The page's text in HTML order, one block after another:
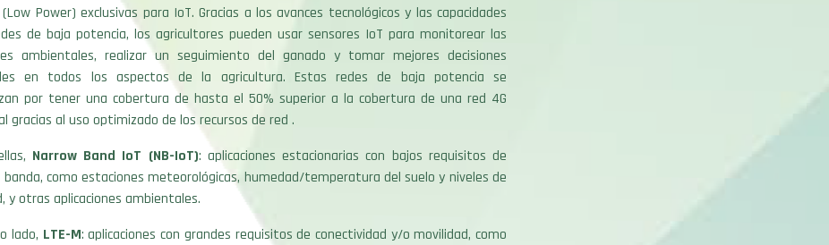
Power) exclusivas para IoT. Gracias a los avances tecnológicos y las capacidades
de baja potencia, los agricultores pueden usar sensores IoT para monitorear las
ambientales, realizar un seguimiento del ganado y tomar mejores decisiones
en todos los aspectos de la agricultura. Estas redes de baja potencia se
por tener una cobertura de hasta el 50% superior a la cobertura de una red 4G
gracias al uso optimizado de los recursos de red .
Narrow Band IoT (NB-IoT): aplicaciones estacionarias con bajos requisitos de
banda, como estaciones meteorológicas, humedad/temperatura del suelo y niveles de
y otras aplicaciones ambientales.
lado, LTE-M: aplicaciones con grandes requisitos de conectividad y/o movilidad, como